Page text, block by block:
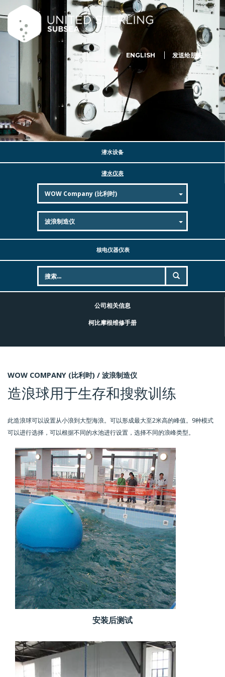
ENGLISH 发送给朋友
潜水设备
潜水仪表
核电仪器仪表
公司相关信息
柯比摩根维修手册
WOW COMPANY (比利时) / 波浪制造仪
造浪球用于生存和搜救训练
此造浪球可以设置从小浪到大型海浪。可以形成最大至2米高的峰值。9种模式
可以进行选择，可以根据不同的水池进行设置，选择不同的浪峰类型。
安装后测试